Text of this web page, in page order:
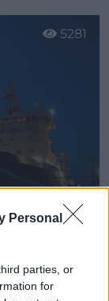
Personal
parties, or
for
5281